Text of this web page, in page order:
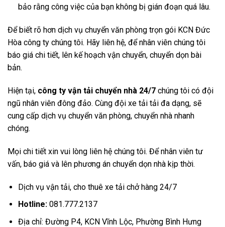
bảo rằng công việc của bạn không bị gián đoạn quá lâu.
Để biết rõ hơn dịch vụ chuyển văn phòng trọn gói KCN Đức
Hòa công ty chúng tôi. Hãy liên hệ, để nhân viên chúng tôi
báo giá chi tiết, lên kế hoạch vận chuyển, chuyển dọn bài
bản.
Hiện tại, công ty vận tải chuyển nhà 24/7 chúng tôi có đội
ngũ nhân viên đông đảo. Cùng đội xe tải tải đa dạng, sẽ
cung cấp dịch vụ chuyển văn phòng, chuyển nhà nhanh
chóng.
Mọi chi tiết xin vui lòng liên hệ chúng tôi. Để nhân viên tư
vấn, báo giá và lên phương án chuyển dọn nhà kịp thời.
Dịch vụ vận tải, cho thuê xe tải chở hàng 24/7
Hotline:081.777.2137
Địa chỉ: Đường P4, KCN Vĩnh Lộc, Phường Bình Hưng